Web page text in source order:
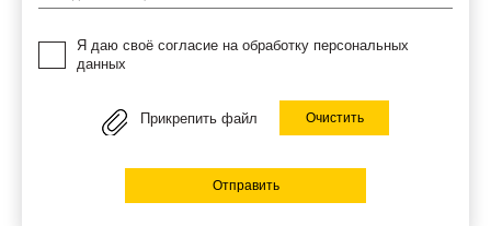
Я даю своё согласие на обработку персональных
данных
Прикрепить файл Очистить
Отправить